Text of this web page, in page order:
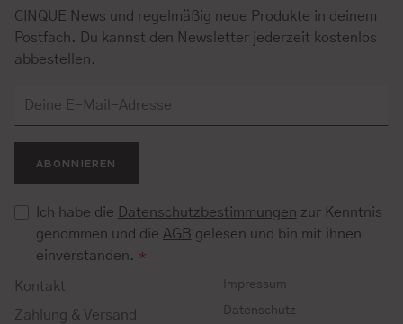
CINQUE News und regelmäßig neue Produkte in deinem
Postfach. Du kannst den Newsletter jederzeit kostenlos
abbestellen.
ABONNIEREN
Ich habe die Datenschutzbestimmungen zur Kenntnis
genommen und die AGB gelesen und bin mit ihnen
einverstanden. *
Kontakt
Zahlung & Versand
Impressum
Datenschutz